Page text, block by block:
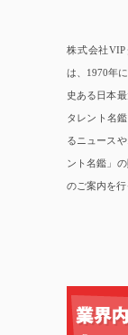
株式会社VIP
は、1970年
史ある日本
タレント名
るニュース
ント名鑑」
のご案内を行